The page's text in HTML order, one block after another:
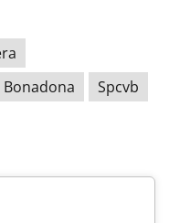
Bonadona
Spcvb